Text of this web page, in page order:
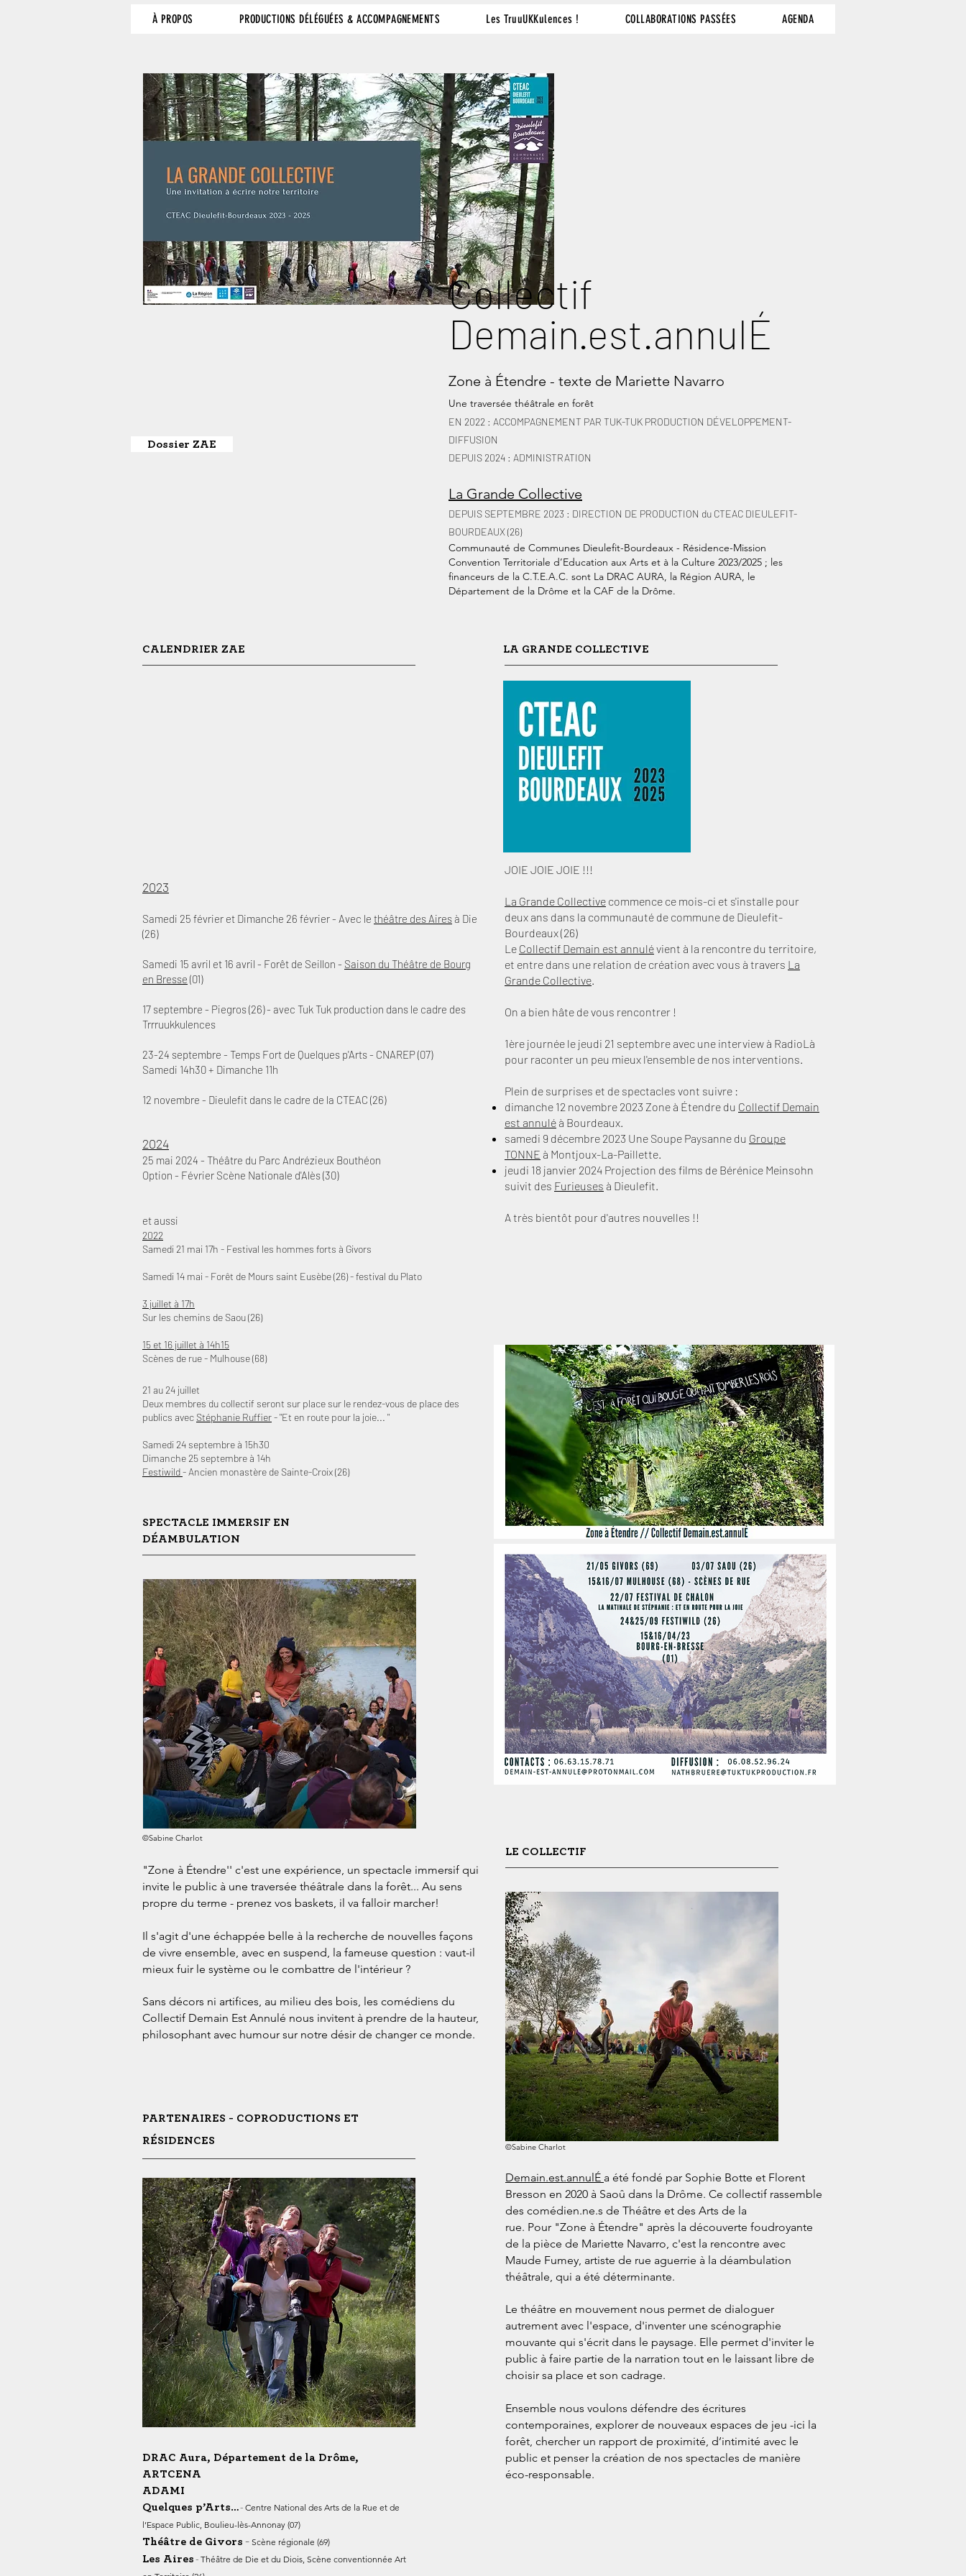
À PROPOS PRODUCTIONS DÉLÉGUÉES & ACCOMPAGNEMENTS Les TruuUKKulences ! COLLABORATIONS PASSÉES AGENDA
Collectif
Demain.est.annulÉ
Zone à Étendre - texte de Mariette Navarro
Une traversée théâtrale en forêt
EN 2022 : ACCOMPAGNEMENT PAR TUK-TUK PRODUCTION DÉVELOPPEMENT-
DIFFUSION
DEPUIS 2024 : ADMINISTRATION
La Grande Collective
DEPUIS SEPTEMBRE 2023 : DIRECTION DE PRODUCTION du CTEAC DIEULEFIT-
BOURDEAUX (26)
Communauté de Communes Dieulefit-Bourdeaux - Résidence-Mission
Convention Territoriale d’Education aux Arts et à la Culture 2023/2025 ; les
financeurs de la C.T.E.A.C. sont La DRAC AURA, la Région AURA, le
Département de la Drôme et la CAF de la Drôme.
Dossier ZAE
CALENDRIER ZAE
2023
Samedi 25 février et Dimanche 26 février - Avec le théâtre des Airesà Die
(26)
Samedi 15 avril et 16 avril - Forêt de Seillon - Saison du Théâtre de Bourg
en Bresse (01)
17 septembre - Piegros (26) - avec Tuk Tuk production dans le cadre des
Trrruukkulences
23-24 septembre - Temps Fort de Quelques p'Arts - CNAREP (07)
Samedi 14h30 + Dimanche 11h
12 novembre - Dieulefit dans le cadre de la CTEAC (26)
2024
25 mai 2024 - Théâtre du Parc Andrézieux Bouthéon
Option - Février Scène Nationale d'Alès (30)
et aussi
2022
Samedi 21 mai 17h - Festival les hommes forts à Givors
Samedi 14 mai - Forêt de Mours saint Eusèbe (26) - festival du Plato
3 juillet à 17h
Sur les chemins de Saou (26)
15 et 16 juillet à 14h15
Scènes de rue - Mulhouse (68)
21 au 24 juillet
Deux membres du collectif seront sur place sur le rendez-vous de place des
publics avec Stéphanie Ruffier- "Et en route pour la joie... "
Samedi 24 septembre à 15h30
Dimanche 25 septembre à 14h
Festiwild- Ancien monastère de Sainte-Croix (26)
SPECTACLE IMMERSIF EN
DÉAMBULATION
©Sabine Charlot
"Zone à Étendre'' c'est une expérience, un spectacle immersif qui
invite le public à une traversée théâtrale dans la forêt... Au sens
propre du terme - prenez vos baskets, il va falloir marcher!
Il s'agit d'une échappée belle à la recherche de nouvelles façons
de vivre ensemble, avec en suspend, la fameuse question : vaut-il
mieux fuir le système ou le combattre de l'intérieur ?
Sans décors ni artifices, au milieu des bois, les comédiens du
Collectif Demain Est Annulé nous invitent à prendre de la hauteur,
philosophant avec humour sur notre désir de changer ce monde.
PARTENAIRES - COPRODUCTIONS ET
RÉSIDENCES
DRAC Aura, Département de la Drôme,
ARTCENA
ADAMI
Quelques p’Arts…- Centre National des Arts de la Rue et de
l’Espace Public, Boulieu-lès-Annonay (07)
Théâtre de Givors - Scène régionale (69)
Les Aires - Théâtre de Die et du Diois, Scène conventionnée Art
LA GRANDE COLLECTIVE
JOIE JOIE JOIE !!!
La Grande Collective commence ce mois-ci et s'installe pour
deux ans dans la communauté de commune de Dieulefit-
Bourdeaux (26)
Le Collectif Demain est annulévient à la rencontre du territoire,
et entre dans une relation de création avec vous à travers La
Grande Collective.
On a bien hâte de vous rencontrer !
1ère journée le jeudi 21 septembre avec une interview à RadioLà
pour raconter un peu mieux l'ensemble de nos interventions.
Plein de surprises et de spectacles vont suivre :
dimanche 12 novembre 2023 Zone à Étendre du Collectif Demain
est annulé à Bourdeaux.
samedi 9 décembre 2023 Une Soupe Paysanne du Groupe
TONNE à Montjoux-La-Paillette.
jeudi 18 janvier 2024 Projection des films de Bérénice Meinsohn
suivit des Furieuses à Dieulefit.
A très bientôt pour d'autres nouvelles !!
LE COLLECTIF
©Sabine Charlot
Demain.est.annulÉ a été fondé par Sophie Botte et Florent
Bresson en 2020 à Saoû dans la Drôme. Ce collectif rassemble
des comédien.ne.s de Théâtre et des Arts de la
rue. Pour "Zone à Étendre" après la découverte foudroyante
de la pièce de Mariette Navarro, c'est la rencontre avec
Maude Fumey, artiste de rue aguerrie à la déambulation
théâtrale, qui a été déterminante.
Le théâtre en mouvement nous permet de dialoguer
autrement avec l'espace, d'inventer une scénographie
mouvante qui s'écrit dans le paysage. Elle permet d'inviter le
public à faire partie de la narration tout en le laissant libre de
choisir sa place et son cadrage.
Ensemble nous voulons défendre des écritures
contemporaines, explorer de nouveaux espaces de jeu -ici la
forêt, chercher un rapport de proximité, d’intimité avec le
public et penser la création de nos spectacles de manière
éco-responsable.